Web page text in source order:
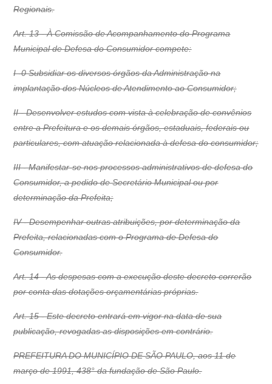
Regionais.
Art. 13 - À Comissão de Acompanhamento do Programa
Municipal de Defesa do Consumidor compete:
I -0 Subsidiar os diversos órgãos da Administração na
implantação dos Núcleos de Atendimento ao Consumidor;
II - Desenvolver estudos com vista à celebração de convênios
entre a Prefeitura e os demais órgãos, estaduais, federais ou
particulares, com atuação relacionada à defesa do consumidor;
III - Manifestar-se nos processos administrativos de defesa do
Consumidor, a pedido de Secretário Municipal ou por
determinação da Prefeita;
IV - Desempenhar outras atribuições, por determinação da
Prefeita, relacionadas com o Programa de Defesa do
Consumidor.
Art. 14 - As despesas com a execução deste decreto correrão
por conta das dotações orçamentárias próprias.
Art. 15 - Este decreto entrará em vigor na data de sua
publicação, revogadas as disposições em contrário.
PREFEITURA DO MUNICÍPIO DE SÃO PAULO, aos 11 de
março de 1991, 438° da fundação de São Paulo.